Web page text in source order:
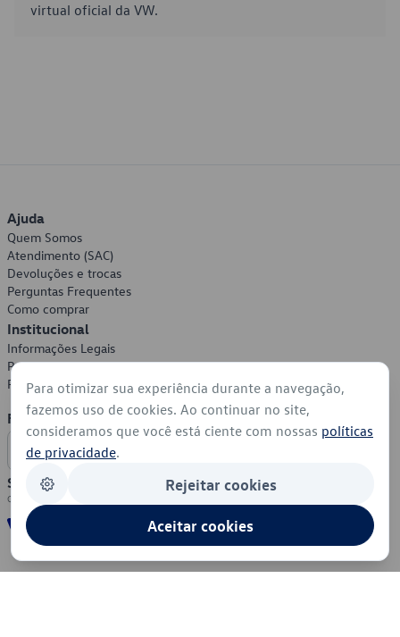
virtual oficial da VW.
Ajuda
Quem Somos
Atendimento (SAC)
Devoluções e trocas
Perguntas Frequentes
Como comprar
Institucional
Informações Legais
Política de Privacidade
Política de Cookies
Formas de Pagamento
Segurança
Para otimizar sua experiência durante a navegação,
fazemos uso de cookies. Ao continuar no site,
consideramos que você está ciente com nossas políticas
de privacidade.
Rejeitar cookies
Aceitar cookies